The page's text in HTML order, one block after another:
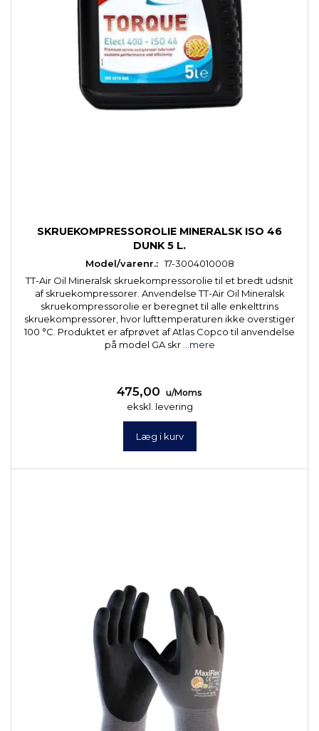
SKRUEKOMPRESSOROLIE MINERALSK ISO 46
DUNK 5 L.
Model/varenr.: 17-3004010008
TT-Air Oil Mineralsk skruekompressorolie til et bredt udsnit
af skruekompressorer. Anvendelse TT-Air Oil Mineralsk
skruekompressorolie er beregnet til alle enkelttrins
skruekompressorer, hvor lufttemperaturen ikke overstiger
100 °C. Produktet er afprøvet af Atlas Copco til anvendelse
på model GA skr ...mere
475,00 u/Moms
ekskl. levering
Læg i kurv